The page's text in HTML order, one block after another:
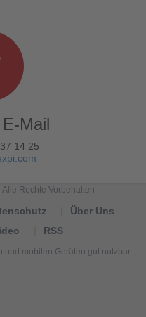
Mail
14 25
Rechte Vorbehalten
Über Uns
RSS
mobilen Geräten gut nutzbar.